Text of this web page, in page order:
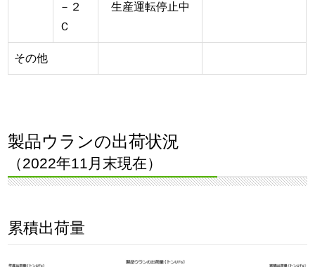
－２
Ｃ
生産運転停止中
その他
製品ウランの出荷状況
（2022年11月末現在）
累積出荷量